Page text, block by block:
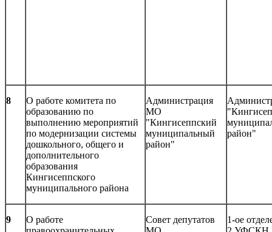
8
О работе комитета по
образованию по
выполнению мероприятий
по модернизации системы
дошкольного, общего и
дополнительного
образования
Кингисеппского
муниципального района
Администрация
МО
"Кингисеппский
муниципальный
район"
район"
9
О работе
Совет депутатов
1-ое